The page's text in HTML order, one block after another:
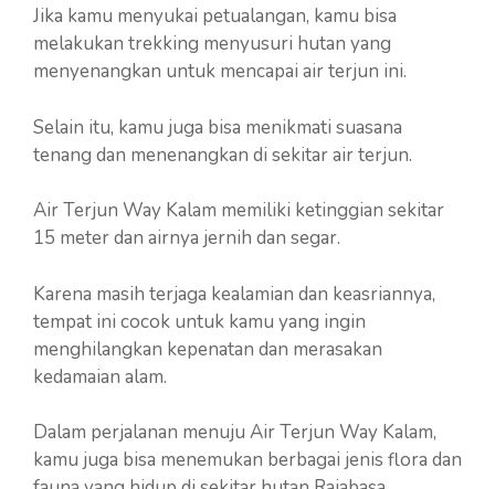
Jika kamu menyukai petualangan, kamu bisa
melakukan trekking menyusuri hutan yang
menyenangkan untuk mencapai air terjun ini.
Selain itu, kamu juga bisa menikmati suasana
tenang dan menenangkan di sekitar air terjun.
Air Terjun Way Kalam memiliki ketinggian sekitar
15 meter dan airnya jernih dan segar.
Karena masih terjaga kealamian dan keasriannya,
tempat ini cocok untuk kamu yang ingin
menghilangkan kepenatan dan merasakan
kedamaian alam.
Dalam perjalanan menuju Air Terjun Way Kalam,
kamu juga bisa menemukan berbagai jenis flora dan